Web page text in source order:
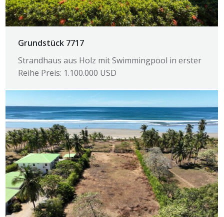
Grundstück 7717
Strandhaus aus Holz mit Swimmingpool in erster
Reihe Preis: 1.100.000 USD